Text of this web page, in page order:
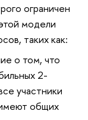
ограничен
модели
таких как:
о том, что
2-
участники
общих